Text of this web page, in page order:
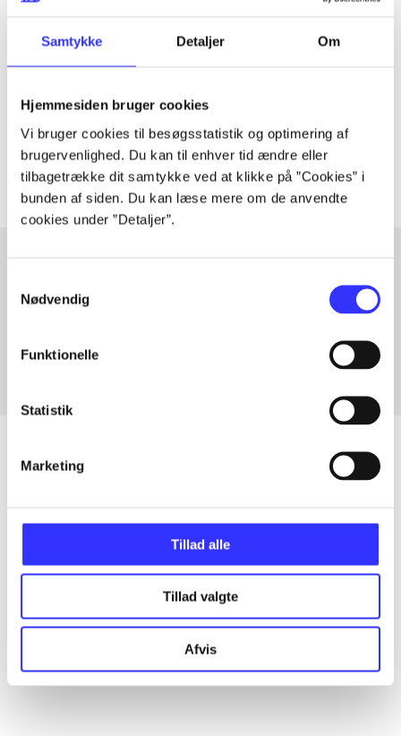
Samtykke Detaljer Om
Hjemmesiden bruger cookies
Vi bruger cookies til besøgsstatistik og optimering af
brugervenlighed. Du kan til enhver tid ændre eller
tilbagetrække dit samtykke ved at klikke på ”Cookies” i
bunden af siden. Du kan læse mere om de anvendte
cookies under ”Detaljer”.
Nødvendig
Funktionelle
Statistik
Marketing
Tillad alle
Tillad valgte
Afvis
The article is a part of
Tidsskrift
The articles in are frequently about
Articles with same topics
All registered articles grouped by issue
...